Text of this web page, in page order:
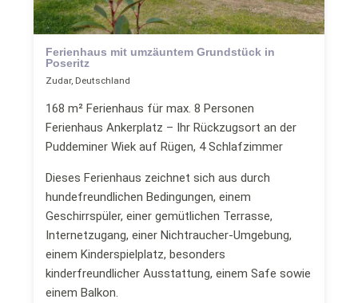
Ferienhaus mit umzäuntem Grundstück in
Poseritz
Zudar, Deutschland
168 m² Ferienhaus für max. 8 Personen
Ferienhaus Ankerplatz – Ihr Rückzugsort an der
Puddeminer Wiek auf Rügen, 4 Schlafzimmer
Dieses Ferienhaus zeichnet sich aus durch
hundefreundlichen Bedingungen, einem
Geschirrspüler, einer gemütlichen Terrasse,
Internetzugang, einer Nichtraucher-Umgebung,
einem Kinderspielplatz, besonders
kinderfreundlicher Ausstattung, einem Safe sowie
einem Balkon.